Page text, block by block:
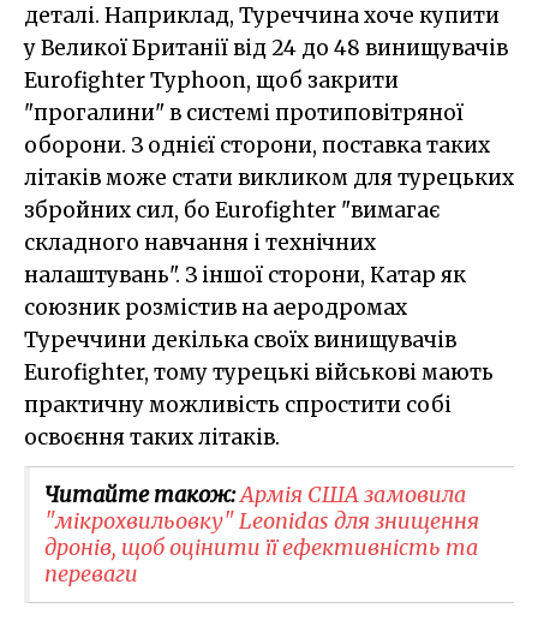
деталі. Наприклад, Туреччина хоче купити
у Великої Британії від 24 до 48 винищувачів
Eurofighter Typhoon, щоб закрити
"прогалини" в системі протиповітряної
оборони. З однієї сторони, поставка таких
літаків може стати викликом для турецьких
збройних сил, бо Eurofighter "вимагає
складного навчання і технічних
налаштувань". З іншої сторони, Катар як
союзник розмістив на аеродромах
Туреччини декілька своїх винищувачів
Eurofighter, тому турецькі військові мають
практичну можливість спростити собі
освоєння таких літаків.
Читайте також:Армія США замовила
"мікрохвильовку" Leonidas для знищення
дронів, щоб оцінити її ефективність та
переваги